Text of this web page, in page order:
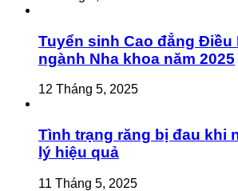
Tuyển sinh Cao đẳng
ngành Nha khoa năm 2025
12 Tháng 5, 2025
Tình trạng răng bị đau khi
lý hiệu quả
11 Tháng 5, 2025